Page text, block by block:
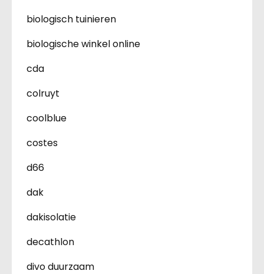
biologisch tuinieren
biologische winkel online
cda
colruyt
coolblue
costes
d66
dak
dakisolatie
decathlon
divo duurzaam